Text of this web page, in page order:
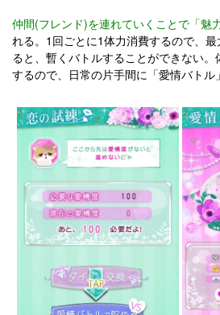
仲間(フレンド)を連れていくことで「魅
れる。1回ごとに1体力消費するので、
ると、暫くバトルすることができない
するので、日常の片手間に「愛情バトル